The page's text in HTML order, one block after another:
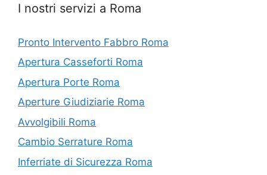
I nostri servizi a Roma
Pronto Intervento Fabbro Roma
Apertura Casseforti Roma
Apertura Porte Roma
Aperture Giudiziarie Roma
Avvolgibili Roma
Cambio Serrature Roma
Inferriate di Sicurezza Roma